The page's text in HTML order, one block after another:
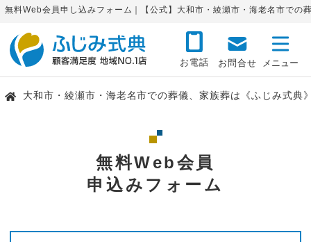
無料Web会員申し込みフォーム｜【公式】大和市・綾瀬市・海老名市での
お電話 お問合せ
大和市・綾瀬市・海老名市での葬儀、家族葬は《ふじみ式典
無料Web会員
申込みフォーム